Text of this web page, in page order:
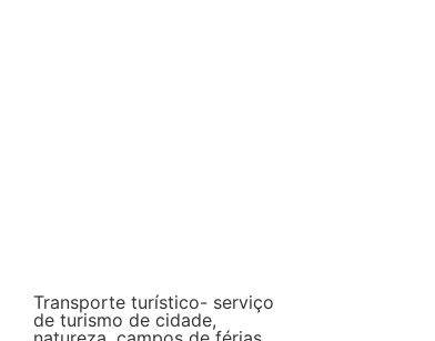
Transporte turístico- serviço
de turismo de cidade,